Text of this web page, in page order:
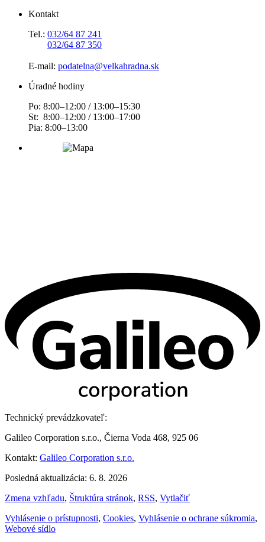
Kontakt
Tel.: 032/64 87 241
032/64 87 350
E-mail: podatelna@velkahradna.sk
Úradné hodiny
Po: 8:00–12:00 / 13:00–15:30
St: 8:00–12:00 / 13:00–17:00
Pia: 8:00–13:00
Technický prevádzkovateľ:
Galileo Corporation s.r.o., Čierna Voda 468, 925 06
Kontakt: Galileo Corporation s.r.o.
Posledná aktualizácia: 6. 8. 2026
Zmena vzhľadu, Štruktúra stránok, RSS, Vytlačiť
Vyhlásenie o prístupnosti, Cookies, Vyhlásenie o ochrane súkromia,
Webové sídlo